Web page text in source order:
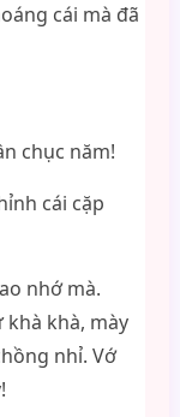
cái mà đã
chục năm!
cái cặp
nhớ mà.
khà, mày
nhỉ. Vớ